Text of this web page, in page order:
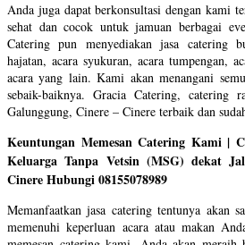
Anda juga dapat berkonsultasi dengan kami
sehat dan cocok untuk jamuan berbagai
Catering pun menyediakan jasa catering
hajatan, acara syukuran, acara tumpengan,
acara yang lain. Kami akan menangani
sebaik-baiknya. Gracia Catering, catering
Galunggung, Cinere – Cinere terbaik dan
Keuntungan Memesan Catering Kami |
Keluarga Tanpa Vetsin (MSG) dekat
Cinere Hubungi 08155078989
Memanfaatkan jasa catering tentunya akan
memenuhi keperluan acara atau makan